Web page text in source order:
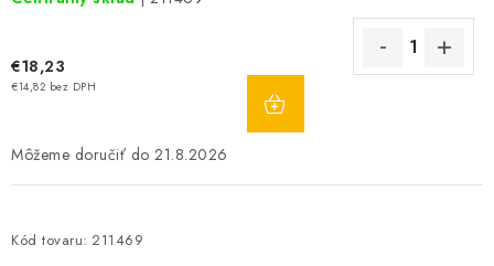
€18,23
€14,82 bez DPH
21.8.2026
Kód tovaru: 211469